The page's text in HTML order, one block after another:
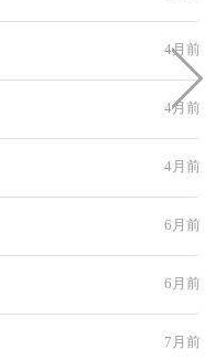
4月前
4月前
4月前
6月前
6月前
7月前